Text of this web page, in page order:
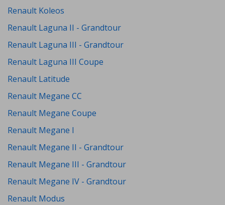
Renault Koleos
Renault Laguna II - Grandtour
Renault Laguna III - Grandtour
Renault Laguna III Coupe
Renault Latitude
Renault Megane CC
Renault Megane Coupe
Renault Megane I
Renault Megane II - Grandtour
Renault Megane III - Grandtour
Renault Megane IV - Grandtour
Renault Modus